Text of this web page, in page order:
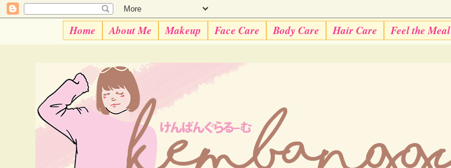
Home About Me Makeup Face Care Body Care Hair Care Feel the Meal